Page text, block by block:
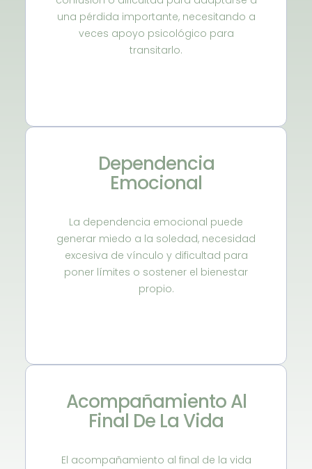
una pérdida importante, necesitando a
veces apoyo psicológico para
transitarlo.
Dependencia
Emocional
La dependencia emocional puede
generar miedo a la soledad, necesidad
excesiva de vínculo y dificultad para
poner límites o sostener el bienestar
propio.
Acompañamiento Al
Final De La Vida
El acompañamiento al final de la vida